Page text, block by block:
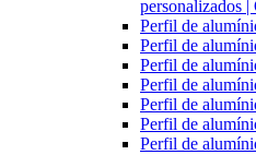
personalizados
Perfil de
Perfil de
Perfil de
Perfil de
Perfil de
Perfil de
Perfil de